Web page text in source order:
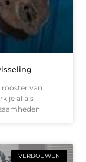
rooster van
je al als
VERBOUWEN